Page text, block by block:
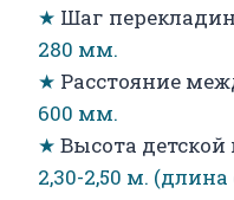
★ Шаг
280 мм.
★ Расстояние
600 мм.
★ Высота
2,30-2,50 м. (длина